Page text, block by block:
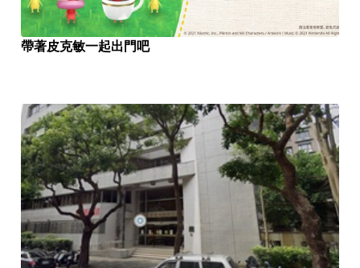
帶著皮克敏一起出門吧